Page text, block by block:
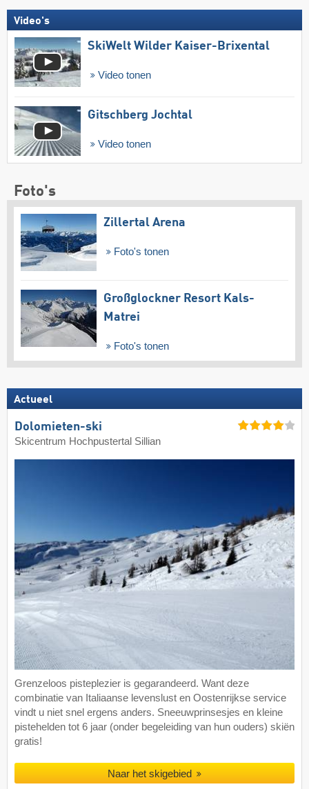
Video's
SkiWelt Wilder Kaiser-Brixental
Video tonen
Gitschberg Jochtal
Video tonen
Foto's
Zillertal Arena
Foto's tonen
Großglockner Resort Kals-
Matrei
Foto's tonen
Actueel
Dolomieten-ski
Skicentrum Hochpustertal Sillian
Grenzeloos pisteplezier is gegarandeerd. Want deze
combinatie van Italiaanse levenslust en Oostenrijkse service
vindt u niet snel ergens anders. Sneeuwprinsesjes en kleine
pistehelden tot 6 jaar (onder begeleiding van hun ouders) skiën
gratis!
Naar het skigebied